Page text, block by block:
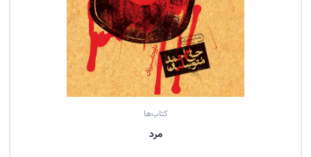
کتاب‌ها
مرد